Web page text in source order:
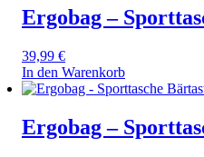
Ergobag –
39,99 €
In den Warenkorb
Ergobag –